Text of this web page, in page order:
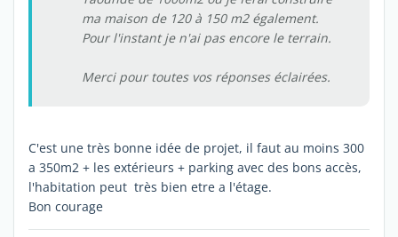
ma maison de 120 à 150 m2 également.
Pour l'instant je n'ai pas encore le terrain.
Merci pour toutes vos réponses éclairées.
C'est une très bonne idée de projet, il faut au moins 300
a 350m2 + les extérieurs + parking avec des bons accès,
l'habitation peut très bien etre a l'étage.
Bon courage